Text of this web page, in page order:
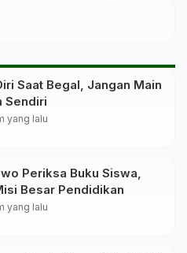
Saat Begal, Jangan Main
Sendiri
yang lalu
Periksa Buku Siswa,
Besar Pendidikan
yang lalu